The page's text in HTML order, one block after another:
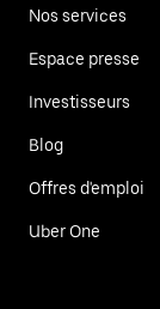
Nos services
Espace presse
Investisseurs
Blog
Offres d'emploi
Uber One